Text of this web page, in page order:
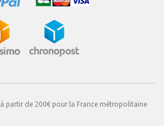
partir de 200€ pour la France métropolitaine